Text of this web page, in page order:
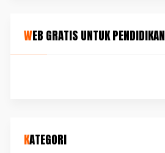
WEB GRATIS UNTUK PENDIDIKAN
KATEGORI